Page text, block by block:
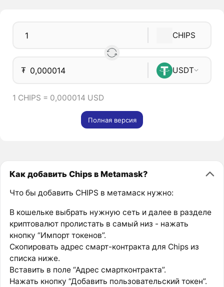
CHIPS
₮ USDT
1 CHIPS = 0,000014 USD
Полная версия
Как добавить Chips в Metamask?
Что бы добавить CHIPS в метамаск нужно:
В кошельке выбрать нужную сеть и далее в разделе
криптовалют пролистать в самый низ - нажать
кнопку “Импорт токенов”.
Скопировать адрес смарт-контракта для Chips из
списка ниже.
Вставить в поле “Адрес смартконтракта”.
Нажать кнопку “Добавить пользовательский токен”.